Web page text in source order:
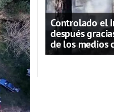
Controlado el
después
de los medios